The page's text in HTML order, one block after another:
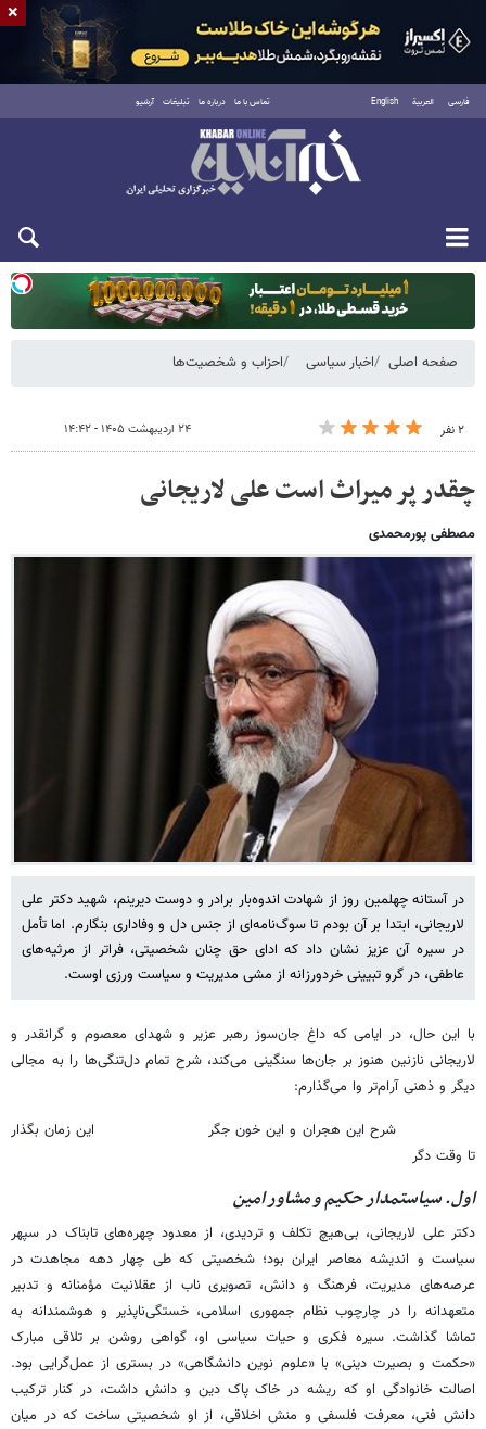
فارسی العربية English تماس با ما درباره ما تبلیغات آرشیو
یکشنبه ۱۸ مرداد ۱۴۰۵
صفحه اصلی اخبار سیاسی احزاب و شخصیت‌ها
۲ نفر ۲۴ اردیبهشت ۱۴۰۵ - ۱۴:۴۲
چقدر پر میراث است علی لاریجانی
مصطفی پورمحمدی
در آستانه چهلمین روز از شهادت اندوه‌بار برادر و دوست دیرینم، شهید دکتر علی
لاریجانی، ابتدا بر آن بودم تا سوگ‌نامه‌ای از جنس دل و وفاداری بنگارم. اما تأمل
در سیره آن عزیز نشان داد که ادای حق چنان شخصیتی، فراتر از مرثیه‌های
عاطفی، در گرو تبیینی خردورزانه از مشی مدیریت و سیاست ورزی اوست.
با این حال، در ایامی که داغ جان‌سوز رهبر عزیر و شهدای معصوم و گرانقدر و
لاریجانی نازنین هنوز بر جان‌ها سنگینی می‌کند، شرح تمام دل‌تنگی‌ها را به مجالی
دیگر و ذهنی آرام‌تر وا می‌گذارم:
شرح این هجران و این خون جگر این زمان بگذار
تا وقت دگر
اول. سیاستمدار حکیم و مشاور امین
دکتر علی لاریجانی، بی‌هیچ تکلف و تردیدی، از معدود چهره‌های تابناک در سپهر
سیاست و اندیشه معاصر ایران بود؛ شخصیتی که طی چهار دهه مجاهدت در
عرصه‌های مدیریت، فرهنگ و دانش، تصویری ناب از عقلانیت مؤمنانه و تدبیر
متعهدانه را در چارچوب نظام جمهوری اسلامی، خستگی‌ناپذیر و هوشمندانه به
تماشا گذاشت. سیره فکری و حیات سیاسی او، گواهی روشن بر تلاقی مبارک
«حکمت و بصیرت دینی» با «علوم نوین دانشگاهی» در بستری از عمل‌گرایی بود.
اصالت خانوادگی او که ریشه در خاک پاک دین و دانش داشت، در کنار ترکیب
دانش فنی، معرفت فلسفی و منش اخلاقی، از او شخصیتی ساخت که در میان
×